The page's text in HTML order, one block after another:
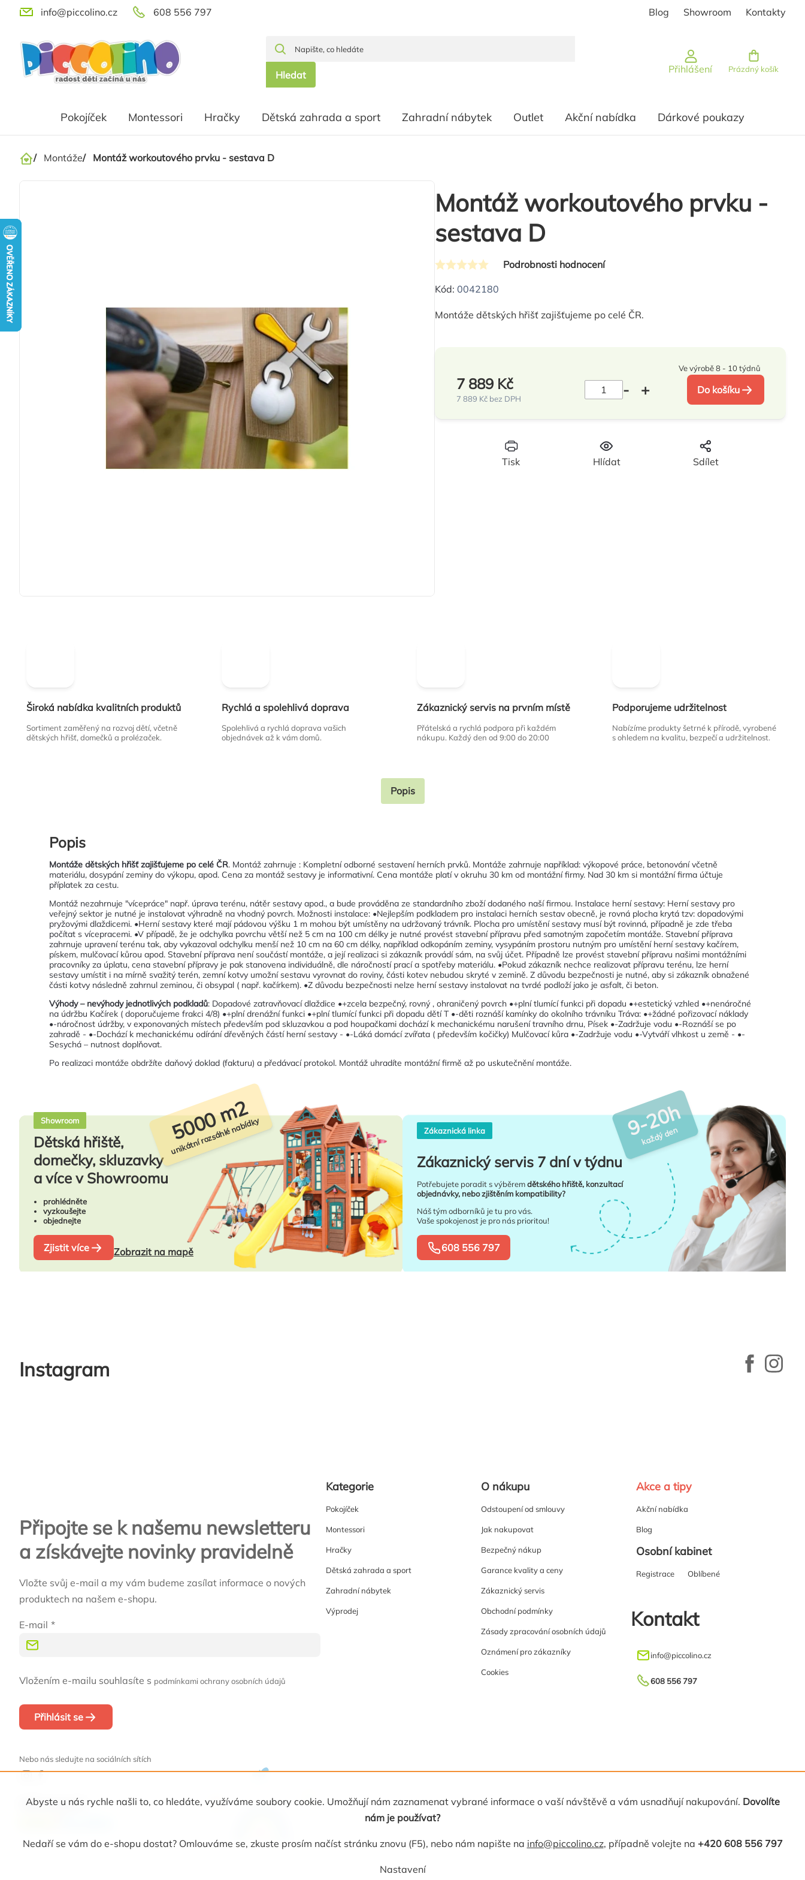
Abyste u nás rychle našli to, co hledáte, využíváme soubory cookie. Umožňují nám zaznamenat vybrané informace o vaší návštěvě a vám usnadňují nakupování. Dovolíte
nám je používat?
Nedaří se vám do e-shopu dostat? Omlouváme se, zkuste prosím načíst stránku znovu (F5), nebo nám napište na info@piccolino.cz, případně volejte na +420 608 556 797
Nastavení
Přejít
obsah
608 556 797
info@piccolino.cz Blog Showroom Kontakty
Hledat Přihlášení Nákupní košík
Prázdný košík
Pokojíček Montessori Hračky Dětská zahrada a sport Zahradní nábytek Outlet Akční nabídka Dárkové poukazy
Domů
/ Montáže/ Montáž workoutového prvku - sestava D
Montáž workoutového prvku -
sestava D
Průměrné
hodnocení
je
hvězdiček.
Podrobnosti hodnocení
Kód: 0042180
Montáže dětských hřišť zajišťujeme po celé ČR.
Tisk Hlídat Sdílet
Ve výrobě 8 - 10 týdnů
7 889 Kč
7 889 Kč bez DPH
Do košíku
Široká nabídka kvalitních produktů
Sortiment zaměřený na rozvoj dětí, včetně
dětských hřišť, domečků a prolézaček.
Rychlá a spolehlivá doprava
Spolehlivá a rychlá doprava vašich
objednávek až k vám domů.
Zákaznický servis na prvním místě
Přátelská a rychlá podpora při každém
nákupu. Každý den od 9:00 do 20:00
Podporujeme udržitelnost
Nabízíme produkty šetrné k přírodě, vyrobené
s ohledem na kvalitu, bezpečí a udržitelnost.
Popis
Popis
Montáže dětských hřišť zajišťujeme po celé ČR. Montáž zahrnuje : Kompletní odborné sestavení herních prvků. Montáže zahrnuje například: výkopové práce, betonování včetně
materiálu, dosypání zeminy do výkopu, apod. Cena za montáž sestavy je informativní. Cena montáže platí v okruhu 30 km od montážní firmy. Nad 30 km si montážní firma účtuje
příplatek za cestu.
Montáž nezahrnuje "vícepráce" např. úprava terénu, nátěr sestavy apod., a bude prováděna ze standardního zboží dodaného naší firmou. Instalace herní sestavy: Herní sestavy pro
veřejný sektor je nutné je instalovat výhradně na vhodný povrch. Možnosti instalace: •Nejlepším podkladem pro instalaci herních sestav obecně, je rovná plocha krytá tzv: dopadovými
pryžovými dlaždicemi. •Herní sestavy které mají pádovou výšku 1 m mohou být umístěny na udržovaný trávník. Plocha pro umístění sestavy musí být rovinná, případně je zde třeba
počítat s vícepracemi. •V případě, že je odchylka povrchu větší než 5 cm na 100 cm délky je nutné provést stavební přípravu před samotným započetím montáže. Stavební příprava
zahrnuje upravení terénu tak, aby vykazoval odchylku menší než 10 cm na 60 cm délky, například odkopáním zeminy, vysypáním prostoru nutným pro umístění herní sestavy kačírem,
pískem, mulčovací kůrou apod. Stavební příprava není součástí montáže, a její realizaci si zákazník provádí sám, na svůj účet. Případně lze provést stavební přípravu našimi montážními
pracovníky za úplatu, cena stavební přípravy je pak stanovena individuálně, dle náročností prací a spotřeby materiálu. •Pokud zákazník nechce realizovat přípravu terénu, lze herní
sestavy umístit i na mírně svažitý terén, zemní kotvy umožní sestavu vyrovnat do roviny, části kotev nebudou skryté v zemině. Z důvodu bezpečnosti je nutné, aby si zákazník obnažené
části kotvy následně zahrnul zeminou, či obsypal ( např. kačírkem). •Z důvodu bezpečnosti nelze herní sestavy instalovat na tvrdé podloží jako je asfalt, či beton.
Výhody – nevýhody jednotlivých podkladů: Dopadové zatravňovací dlaždice •+zcela bezpečný, rovný , ohraničený povrch •+plní tlumící funkci při dopadu •+estetický vzhled •+nenáročné
na údržbu Kačírek ( doporučujeme frakci 4/8) •+plní drenážní funkci •+plní tlumící funkci při dopadu dětí T •-děti roznáší kamínky do okolního trávníku Tráva: •+žádné pořizovací náklady
•-náročnost údržby, v exponovaných místech především pod skluzavkou a pod houpačkami dochází k mechanickému narušení travního drnu, Písek •-Zadržuje vodu •-Roznáší se po
zahradě - •-Dochází k mechanickému odírání dřevěných částí herní sestavy - •-Láká domácí zvířata ( především kočičky) Mulčovací kůra •-Zadržuje vodu •-Vytváří vlhkost u země - •-
Sesychá – nutnost doplňovat.
Po realizaci montáže obdržíte daňový doklad (fakturu) a předávací protokol. Montáž uhradíte montážní firmě až po uskutečnění montáže.
Showroom
Dětská hřiště,
domečky, skluzavky
a více v Showroomu
prohlédněte
vyzkoušejte
objednejte
Zjistit více Zobrazit na mapě
5000 m2
unikátní rozsáhlé nabídky Zákaznická linka
Zákaznický servis 7 dní v týdnu
Potřebujete poradit s výběremdětského hřiště, konzultací
objednávky, nebo zjištěním kompatibility?
Náš tým odborníků je tu pro vás.
Vaše spokojenost je pro nás prioritou!
608 556 797
9-20h
každý den
Instagram
Připojte se k našemu newsletteru
a získávejte novinky pravidelně
Vložte svůj e-mail a my vám budeme zasílat informace o nových
produktech na našem e-shopu.
E-mail
Vložením e-mailu souhlasíte s podmínkami ochrany osobních údajů
Přihlásit se
Nebo nás sledujte na sociálních sítích
Naši partneři
Kategorie
Pokojíček
Montessori
Hračky
Dětská zahrada a sport
Zahradní nábytek
Výprodej
O nákupu
Odstoupení od smlouvy
Jak nakupovat
Bezpečný nákup
Garance kvality a ceny
Zákaznický servis
Obchodní podmínky
Zásady zpracování osobních údajů
Oznámení pro zákazníky
Cookies
Akce a tipy
Akční nabídka
Blog
Osobní kabinet
Registrace Oblíbené
Kontakt
info@piccolino.cz
608 556 797